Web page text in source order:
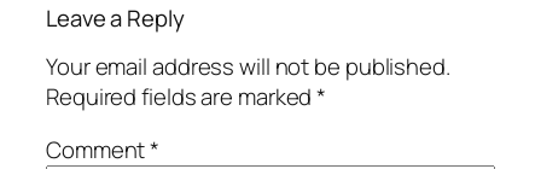
Leave a Reply
Your email address will not be published.
Required fields are marked*
Comment*